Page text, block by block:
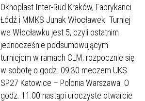
Oknoplast Inter-Bud Kraków, Fabrykanci
Łódź i MMKS Junak Włocławek. Turniej
we Włocławku jest 5, czyli ostatnim
jednocześnie podsumowującym
turniejem w ramach CLM; rozpocznie się
w sobotę o godz. 09:30 meczem UKS
SP27 Katowice – Polonia Warszawa. O
godz. 11:00 nastąpi uroczyste otwarcie